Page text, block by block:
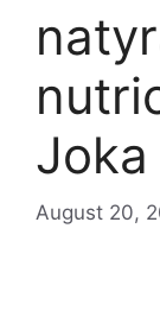
Joka
August 20,